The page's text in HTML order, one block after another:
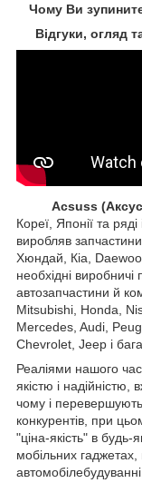
Чому Ви
Відгуки, огляд
Acsuss (Аксус)
Кореї, Японії та
виробляв запчастини
Хюндай, Кіа,
необхідні виробничі
автозапчастини й
Mitsubishi, Honda,
Mercedes, Audi,
Chevrolet, Jeep і
Реаліями нашого
якістю і
чому і перевершують
конкурентів, при
"ціна-якість" в
мобільних гаджетах,